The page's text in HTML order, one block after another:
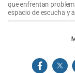
que enfrentan
espacio de escucha y